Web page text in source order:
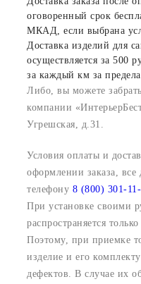
оговоренный срок
МКАД, если выбрана
Доставка изделий для
осуществляется за 500
за каждый км за
Либо, вы можете
компании
Угрешская, д.31.
Условия оплаты и
оформлении заказа, все
телефону 8 (800) 301-
При установке своими
распространяется
Поэтому, при приемке
изделие и его
дефектов. В случае их